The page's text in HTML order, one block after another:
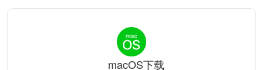
macOS下载